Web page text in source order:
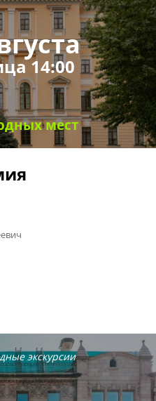
14:00
мест
экскурсии